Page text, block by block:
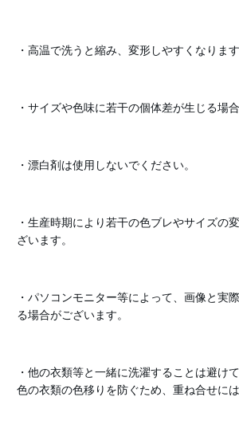
・高温で洗うと縮み、変形しやすくなります
・サイズや色味に若干の個体差が生じる場
・漂白剤は使用しないでください。
・生産時期により若干の色ブレやサイズの
ざいます。
・パソコンモニター等によって、画像と実
る場合がございます。
・他の衣類等と一緒に洗濯することは避け
色の衣類の色移りを防ぐため、重ね合せに